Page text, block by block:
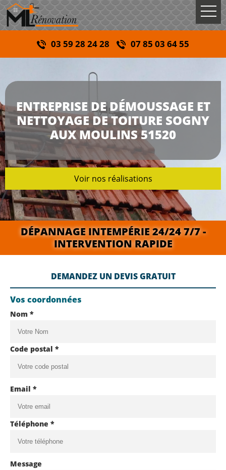
03 59 28 24 28 07 85 03 64 55
ENTREPRISE DE DÉMOUSSAGE ET
NETTOYAGE DE TOITURE SOGNY
AUX MOULINS 51520
Voir nos réalisations
DÉPANNAGE INTEMPÉRIE 24/24 7/7 -
INTERVENTION RAPIDE
DEMANDEZ UN DEVIS GRATUIT
Vos coordonnées
Nom *
Code postal *
Email *
Téléphone *
Message